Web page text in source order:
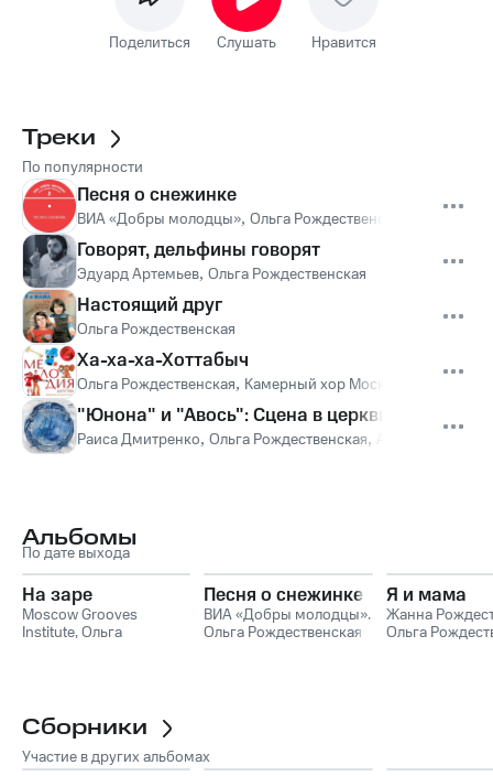
Поделиться Слушать Нравится
Треки
По популярности
Песня о снежинке
ВИА «Добры молодцы», Ольга Рождественская
Говорят, дельфины говорят
Эдуард Артемьев, Ольга Рождественская
Настоящий друг
Ольга Рождественская
Ха-ха-ха-Хоттабыч
Ольга Рождественская, Камерный хор Московской
"Юнона" и "Авось": Сцена в церкви, молитва
Раиса Дмитренко, Ольга Рождественская, Александр Садо
Альбомы
По дате выхода
На заре
Moscow Grooves
Institute,Ольга
Песня о снежинке
ВИА «Добры молодцы»,
Ольга Рождественская
Я и мама
Жанна
Ольга
Сборники
Участие в других альбомах